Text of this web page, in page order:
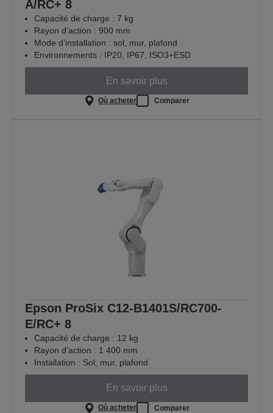
A/RC+ 8
Capacité de charge : 7 kg
Rayon d’action : 900 mm
Mode d’installation : sol, mur, plafond
Environnements : IP20, IP67, ISO3+ESD
En savoir plus
Où acheter Comparer
Epson ProSix C12-B1401S/RC700-
E/RC+ 8
Capacité de charge : 12 kg
Rayon d’action : 1 400 mm
Installation : Sol, mur, plafond
En savoir plus
Où acheter Comparer